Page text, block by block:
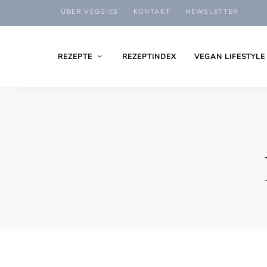
ÜBER VEGGIES KONTAKT NEWSLETTER
REZEPTE REZEPTINDEX VEGAN LIFESTYLE